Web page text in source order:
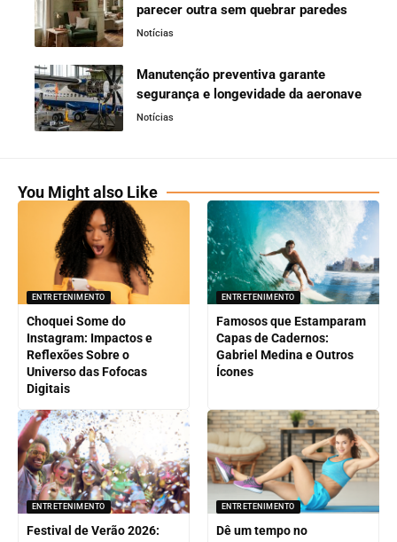
parecer outra sem quebrar paredes
Notícias
Manutenção preventiva garante
segurança e longevidade da aeronave
Notícias
You Might also Like
ENTRETENIMENTO
Choquei Some do
Instagram: Impactos e
Reflexões Sobre o
Universo das Fofocas
Digitais
ENTRETENIMENTO
Famosos que Estamparam
Capas de Cadernos:
Gabriel Medina e Outros
Ícones
ENTRETENIMENTO
Festival de Verão 2026:
ENTRETENIMENTO
Dê um tempo no